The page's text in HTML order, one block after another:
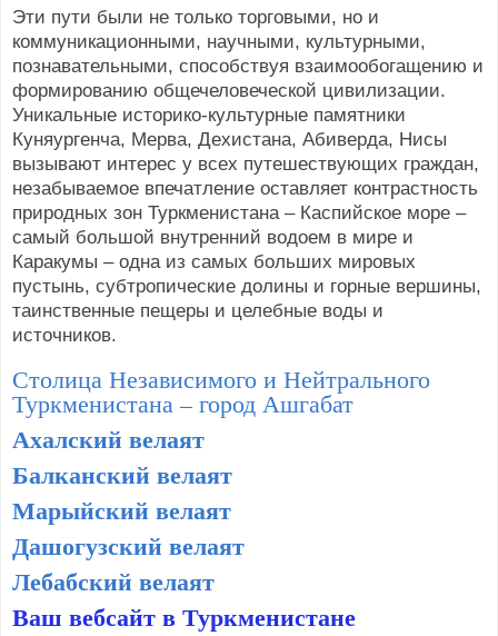
Эти пути были не только торговыми, но и
коммуникационными, научными, культурными,
познавательными, способствуя взаимообогащению и
формированию общечеловеческой цивилизации.
Уникальные историко-культурные памятники
Куняургенча, Мерва, Дехистана, Абиверда, Нисы
вызывают интерес у всех путешествующих граждан,
незабываемое впечатление оставляет контрастность
природных зон Туркменистана – Каспийское море –
самый большой внутренний водоем в мире и
Каракумы – одна из самых больших мировых
пустынь, субтропические долины и горные вершины,
таинственные пещеры и целебные воды и
источников.
Столица Независимого и Нейтрального
Туркменистана – город Ашгабат
Ахалский велаят
Балканский велаят
Марыйский велаят
Дашогузский велаят
Лебабский велаят
Ваш вебсайт в Туркменистане